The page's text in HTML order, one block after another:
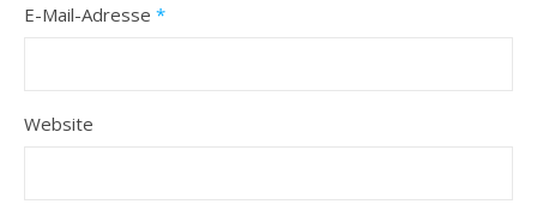
E-Mail-Adresse *
Website